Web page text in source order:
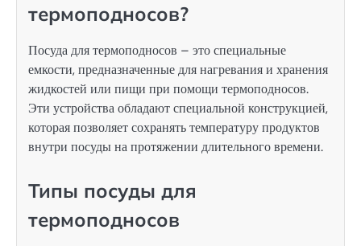
термоподносов?
Посуда для термоподносов – это специальные
емкости, предназначенные для нагревания и хранения
жидкостей или пищи при помощи термоподносов.
Эти устройства обладают специальной конструкцией,
которая позволяет сохранять температуру продуктов
внутри посуды на протяжении длительного времени.
Типы посуды для
термоподносов